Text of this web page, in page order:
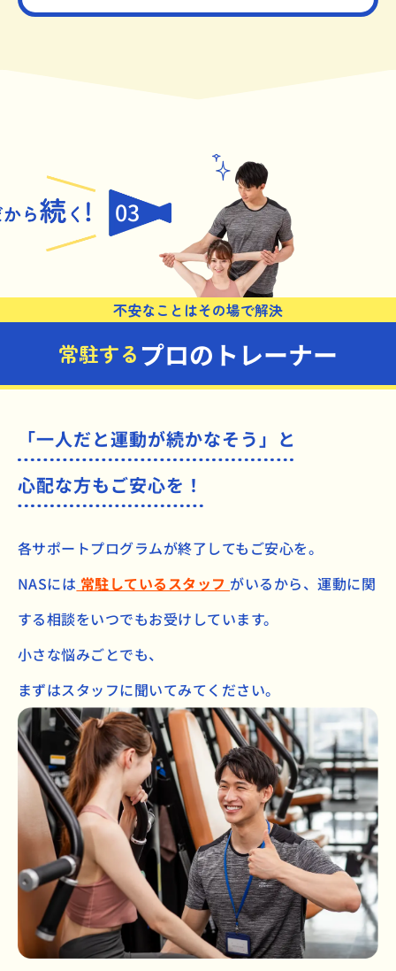
常駐する プロのトレーナー
不安なことはその場で解決
03
「一人だと運動が続かなそう」と
心配な方もご安心を！
各サポートプログラムが終了してもご安心を。
NASには 常駐しているスタッフ がいるから、運動に関
する相談をいつでもお受けしています。
小さな悩みごとでも、
まずはスタッフに聞いてみてください。